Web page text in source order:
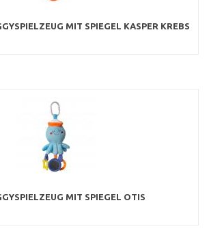
MIT SPIEGEL KASPER KREBS
MIT SPIEGEL OTIS